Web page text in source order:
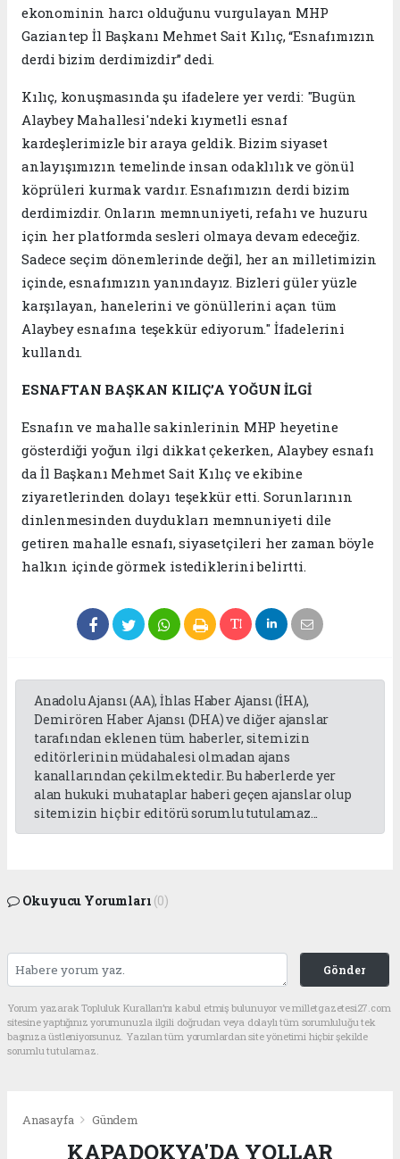
ekonominin harcı olduğunu vurgulayan MHP
Gaziantep İl Başkanı Mehmet Sait Kılıç, “Esnafımızın
derdi bizim derdimizdir” dedi.
Kılıç, konuşmasında şu ifadelere yer verdi: "Bugün
Alaybey Mahallesi'ndeki kıymetli esnaf
kardeşlerimizle bir araya geldik. Bizim siyaset
anlayışımızın temelinde insan odaklılık ve gönül
köprüleri kurmak vardır. Esnafımızın derdi bizim
derdimizdir. Onların memnuniyeti, refahı ve huzuru
için her platformda sesleri olmaya devam edeceğiz.
Sadece seçim dönemlerinde değil, her an milletimizin
içinde, esnafımızın yanındayız. Bizleri güler yüzle
karşılayan, hanelerini ve gönüllerini açan tüm
Alaybey esnafına teşekkür ediyorum." İfadelerini
kullandı.
ESNAFTAN BAŞKAN KILIÇ’A YOĞUN İLGİ
Esnafın ve mahalle sakinlerinin MHP heyetine
gösterdiği yoğun ilgi dikkat çekerken, Alaybey esnafı
da İl Başkanı Mehmet Sait Kılıç ve ekibine
ziyaretlerinden dolayı teşekkür etti. Sorunlarının
dinlenmesinden duydukları memnuniyeti dile
getiren mahalle esnafı, siyasetçileri her zaman böyle
halkın içinde görmek istediklerini belirtti.
Anadolu Ajansı (AA), İhlas Haber Ajansı (İHA),
Demirören Haber Ajansı (DHA) ve diğer ajanslar
tarafından eklenen tüm haberler, sitemizin
editörlerinin müdahalesi olmadan ajans
kanallarından çekilmektedir. Bu haberlerde yer
alan hukuki muhataplar haberi geçen ajanslar olup
sitemizin hiç bir editörü sorumlu tutulamaz...
Okuyucu Yorumları (0)
Gönder
Yorum yazarak Topluluk Kuralları’nı kabul etmiş bulunuyor ve milletgazetesi27.com
sitesine yaptığınız yorumunuzla ilgili doğrudan veya dolaylı tüm sorumluluğu tek
başınıza üstleniyorsunuz. Yazılan tüm yorumlardan site yönetimi hiçbir şekilde
sorumlu tutulamaz.
Anasayfa Gündem
KAPADOKYA'DA YOLLAR